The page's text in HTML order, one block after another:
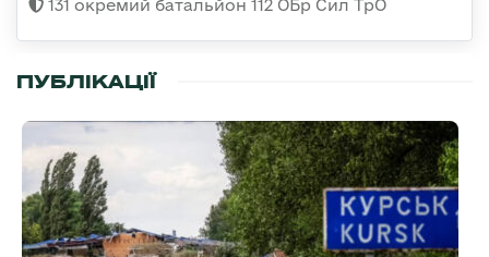
131 окремий батальйон 112 ОБр Сил ТрО
ПУБЛІКАЦІЇ